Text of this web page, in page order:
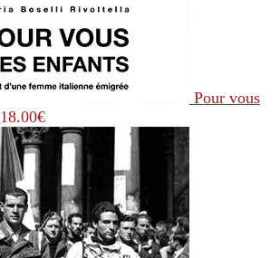
Pour vous
18.00€